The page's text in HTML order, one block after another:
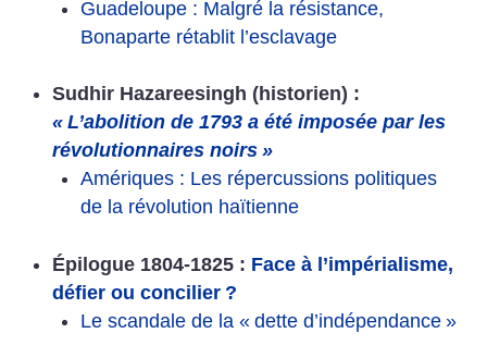
Guadeloupe : Malgré la résistance,
Bonaparte rétablit l’esclavage
Sudhir Hazareesingh (historien) :
« L’abolition de 1793 a été imposée par les
révolutionnaires noirs »
Amériques : Les répercussions politiques
de la révolution haïtienne
Épilogue 1804-1825 : Face à l’impérialisme,
défier ou concilier ?
Le scandale de la « dette d’indépendance »